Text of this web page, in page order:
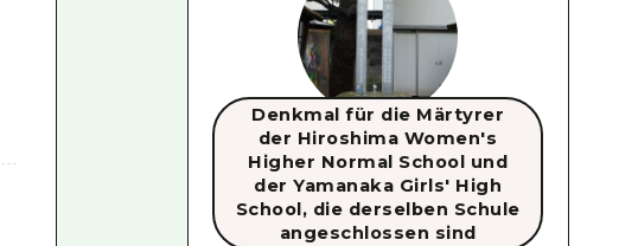
Denkmal für die Märtyrer
der Hiroshima Women's
Higher Normal School und
der Yamanaka Girls' High
School, die derselben Schule
angeschlossen sind